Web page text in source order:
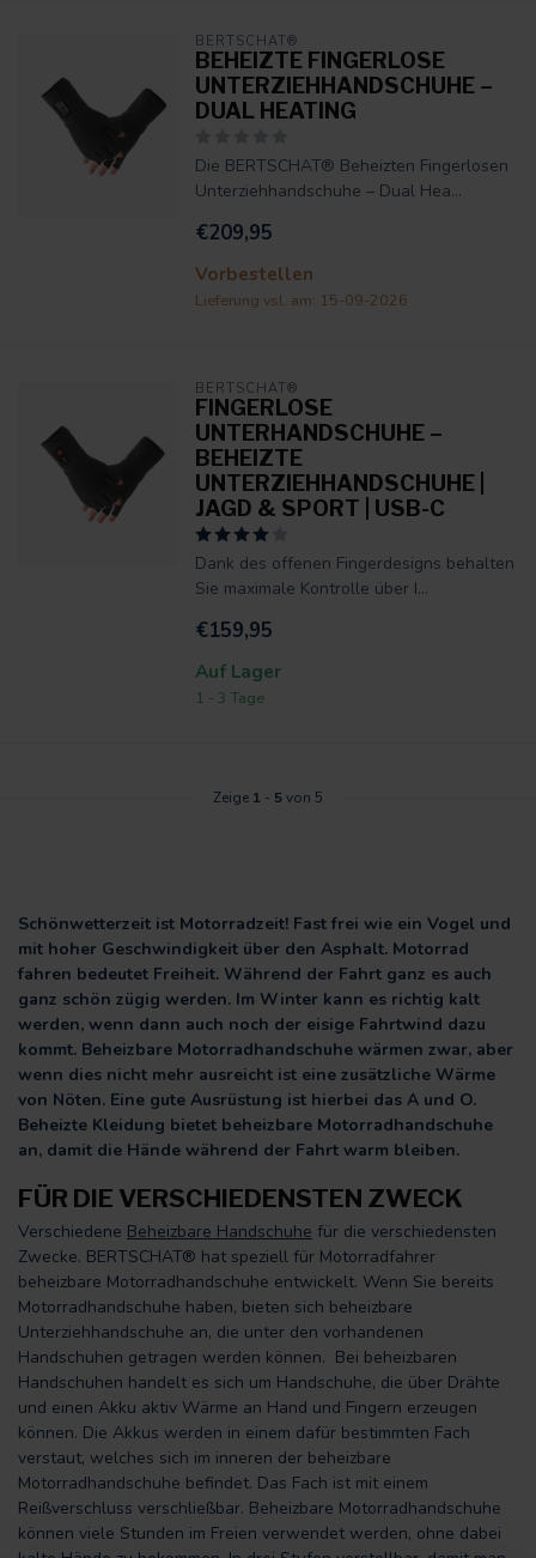
BERTSCHAT®
BEHEIZTE FINGERLOSE
UNTERZIEHHANDSCHUHE –
DUAL HEATING
Die BERTSCHAT® Beheizten Fingerlosen
Unterziehhandschuhe – Dual Hea...
€209,95
Vorbestellen
Lieferung vsl. am: 15-09-2026
BERTSCHAT®
FINGERLOSE
UNTERHANDSCHUHE –
BEHEIZTE
UNTERZIEHHANDSCHUHE |
JAGD & SPORT | USB-C
Dank des offenen Fingerdesigns behalten
Sie maximale Kontrolle über I...
€159,95
Auf Lager
1 - 3 Tage
Zeige 1 - 5von 5
Schönwetterzeit ist Motorradzeit! Fast frei wie ein Vogel und
mit hoher Geschwindigkeit über den Asphalt. Motorrad
fahren bedeutet Freiheit. Während der Fahrt ganz es auch
ganz schön zügig werden. Im Winter kann es richtig kalt
werden, wenn dann auch noch der eisige Fahrtwind dazu
kommt. Beheizbare Motorradhandschuhe wärmen zwar, aber
wenn dies nicht mehr ausreicht ist eine zusätzliche Wärme
von Nöten. Eine gute Ausrüstung ist hierbei das A und O.
Beheizte Kleidung bietet beheizbare Motorradhandschuhe
an, damit die Hände während der Fahrt warm bleiben.
FÜR DIE VERSCHIEDENSTEN ZWECK
Verschiedene Beheizbare Handschuhe für die verschiedensten
Zwecke. BERTSCHAT® hat speziell für Motorradfahrer
beheizbare Motorradhandschuhe entwickelt. Wenn Sie bereits
Motorradhandschuhe haben, bieten sich beheizbare
Unterziehhandschuhe an, die unter den vorhandenen
Handschuhen getragen werden können. Bei beheizbaren
Handschuhen handelt es sich um Handschuhe, die über Drähte
und einen Akku aktiv Wärme an Hand und Fingern erzeugen
können. Die Akkus werden in einem dafür bestimmten Fach
verstaut, welches sich im inneren der beheizbare
Motorradhandschuhe befindet. Das Fach ist mit einem
Reißverschluss verschließbar. Beheizbare Motorradhandschuhe
können viele Stunden im Freien verwendet werden, ohne dabei